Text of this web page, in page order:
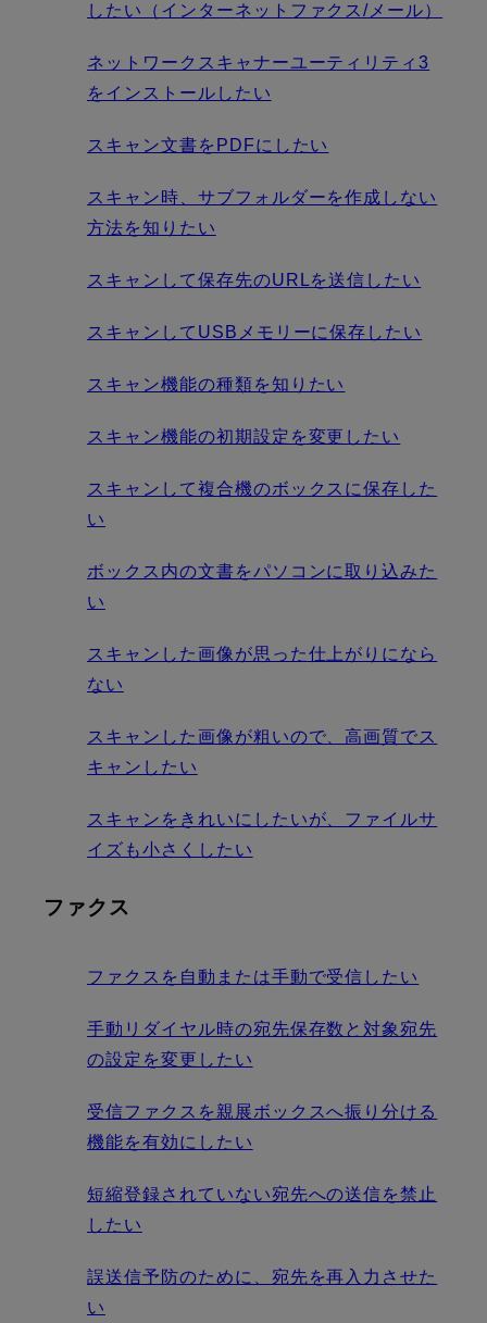
したい（インターネットファクス/メール）
ネットワークスキャナーユーティリティ3
をインストールしたい
スキャン文書をPDFにしたい
スキャン時、サブフォルダーを作成しない
方法を知りたい
スキャンして保存先のURLを送信したい
スキャンしてUSBメモリーに保存したい
スキャン機能の種類を知りたい
スキャン機能の初期設定を変更したい
スキャンして複合機のボックスに保存した
い
ボックス内の文書をパソコンに取り込みた
い
スキャンした画像が思った仕上がりになら
ない
スキャンした画像が粗いので、高画質でス
キャンしたい
スキャンをきれいにしたいが、ファイルサ
イズも小さくしたい
ファクス
ファクスを自動または手動で受信したい
手動リダイヤル時の宛先保存数と対象宛先
の設定を変更したい
受信ファクスを親展ボックスへ振り分ける
機能を有効にしたい
短縮登録されていない宛先への送信を禁止
したい
誤送信予防のために、宛先を再入力させた
い